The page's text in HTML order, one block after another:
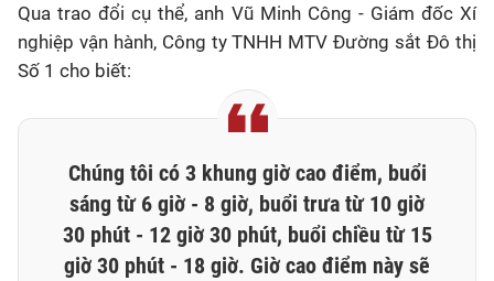
Qua trao đổi cụ thể, anh Vũ Minh Công - Giám đốc Xí
nghiệp vận hành, Công ty TNHH MTV Đường sắt Đô thị
Số 1 cho biết:
Chúng tôi có 3 khung giờ cao điểm, buổi
sáng từ 6 giờ - 8 giờ, buổi trưa từ 10 giờ
30 phút - 12 giờ 30 phút, buổi chiều từ 15
giờ 30 phút - 18 giờ. Giờ cao điểm này sẽ